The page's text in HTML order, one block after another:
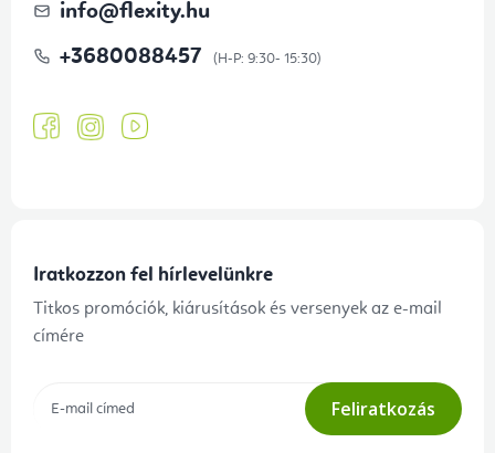
info@flexity.hu
+3680088457
Iratkozzon fel hírlevelünkre
Titkos promóciók, kiárusítások és versenyek az e-mail
címére
Feliratkozás